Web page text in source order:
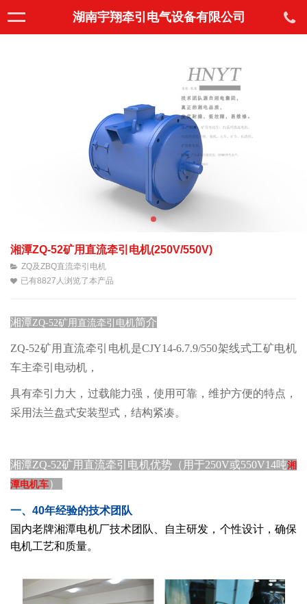
湖南宇翔牵引电气设备有限公司
湘潭ZQ-52矿用直流牵引电机(250V/550V)
ZQ及ZBQ直流牵引电机
已有8827人浏览了本产品
湘潭ZQ-52矿用直流牵引电机简介
ZQ-52矿用直流牵引电机是CJY14-6.7.9/550架线式工矿电机
车主牵引电动机，
具有牵引力大，过载能力强，使用可靠，维护方便的特点，
采用法兰盘式安装型式，结构紧凑。
湘潭ZQ-52矿用直流牵引电机优势（用于250V或550V14吨湘
潭电机车）
一、40年经验的技术团队
国内老牌湘潭电机厂技术团队、自主研发，个性设计，确保
电机工艺和质量。